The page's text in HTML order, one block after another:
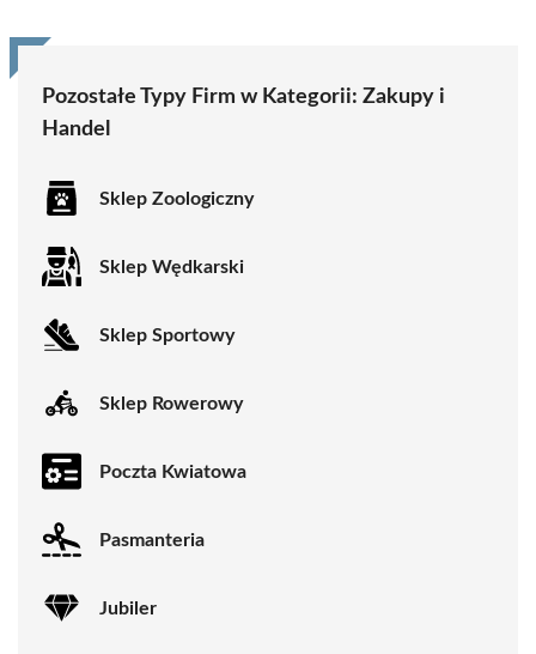
Pozostałe Typy Firm w Kategorii: Zakupy i
Handel
Sklep Zoologiczny
Sklep Wędkarski
Sklep Sportowy
Sklep Rowerowy
Poczta Kwiatowa
Pasmanteria
Jubiler